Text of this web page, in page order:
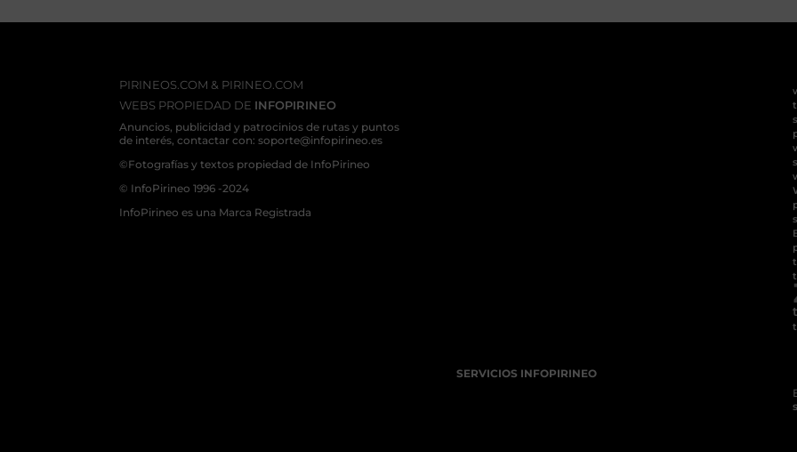
PIRINEOS.COM & PIRINEO.COM
WEBS PROPIEDAD DE INFOPIRINEO
Anuncios, publicidad y patrocinios de rutas y puntos
de interés, contactar con: soporte@infopirineo.es
©Fotografías y textos propiedad de InfoPirineo
© InfoPirineo 1996 -2024
InfoPirineo es una Marca Registrada
SERVICIOS INFOPIRINEO